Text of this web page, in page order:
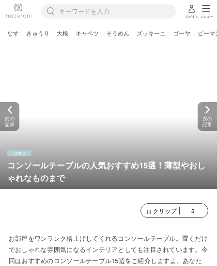
ログイン メニュー
なす きゅうり 大根 キャベツ そうめん ズッキーニ ゴーヤ ピーマ
コンソールテーブルの人気おすすめ15選！薄型やおし
ゃれなものまで
前の
記事
次の
記事
クリップ 5
お部屋をワンランク格上げしてくれるコンソールテーブル。置くだけ
でおしゃれな雰囲気になるインテリアとしても注目されています。今
回はおすすめのコンソールテーブル15選をご紹介しますよ。あなた